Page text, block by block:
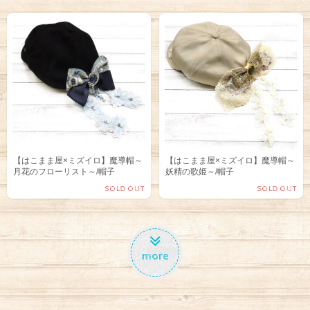
【はこまま屋×ミズイロ】魔導帽～
月花のフローリスト～/帽子
SOLD OUT
【はこまま屋×ミズイロ】魔導帽～
妖精の歌姫～/帽子
SOLD OUT
more